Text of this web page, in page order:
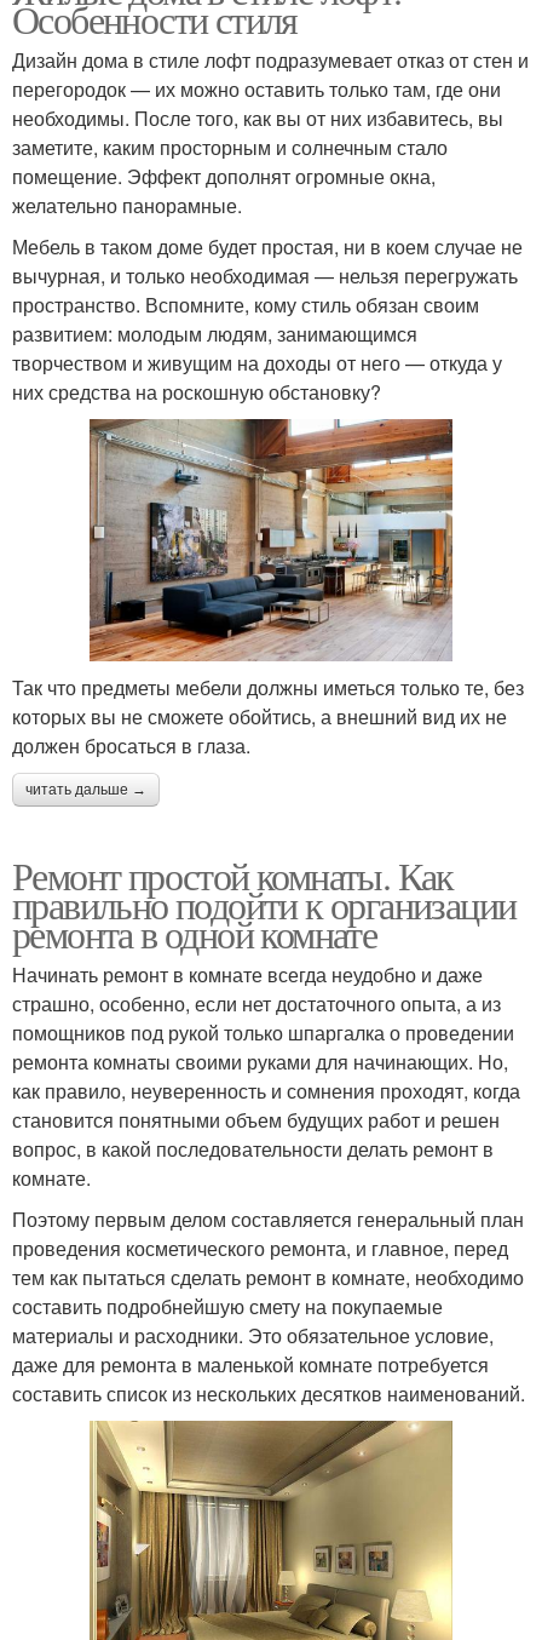
Особенности стиля
Дизайн дома в стиле лофт подразумевает отказ от стен и
перегородок — их можно оставить только там, где они
необходимы. После того, как вы от них избавитесь, вы
заметите, каким просторным и солнечным стало
помещение. Эффект дополнят огромные окна,
желательно панорамные.
Мебель в таком доме будет простая, ни в коем случае не
вычурная, и только необходимая — нельзя перегружать
пространство. Вспомните, кому стиль обязан своим
развитием: молодым людям, занимающимся
творчеством и живущим на доходы от него — откуда у
них средства на роскошную обстановку?
Так что предметы мебели должны иметься только те, без
которых вы не сможете обойтись, а внешний вид их не
должен бросаться в глаза.
читать дальше →
Ремонт простой комнаты. Как
правильно подойти к организации
ремонта в одной комнате
Начинать ремонт в комнате всегда неудобно и даже
страшно, особенно, если нет достаточного опыта, а из
помощников под рукой только шпаргалка о проведении
ремонта комнаты своими руками для начинающих. Но,
как правило, неуверенность и сомнения проходят, когда
становится понятными объем будущих работ и решен
вопрос, в какой последовательности делать ремонт в
комнате.
Поэтому первым делом составляется генеральный план
проведения косметического ремонта, и главное, перед
тем как пытаться сделать ремонт в комнате, необходимо
составить подробнейшую смету на покупаемые
материалы и расходники. Это обязательное условие,
даже для ремонта в маленькой комнате потребуется
составить список из нескольких десятков наименований.